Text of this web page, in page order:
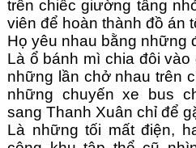
trên chiếc giường tầng
viên để hoàn thành đồ án
Họ yêu nhau bằng những
Là ổ bánh mì chia đôi
những lần chở nhau trên
những chuyến xe bus
sang Thanh Xuân chỉ để
Là những tối mất điện,